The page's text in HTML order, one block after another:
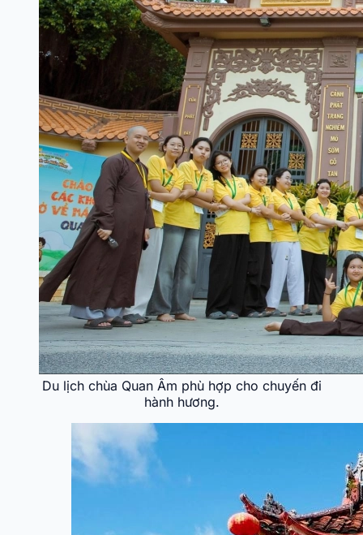
Du lịch chùa Quan Âm phù hợp cho chuyến đi
hành hương.